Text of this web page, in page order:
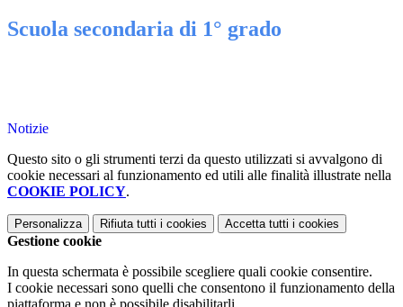
Scuola secondaria di 1° grado
Notizie
Questo sito o gli strumenti terzi da questo utilizzati si avvalgono di
cookie necessari al funzionamento ed utili alle finalità illustrate nella
COOKIE POLICY.
Personalizza Rifiuta tutti i cookies Accetta tutti i cookies
Gestione cookie
In questa schermata è possibile scegliere quali cookie consentire.
I cookie necessari sono quelli che consentono il funzionamento della